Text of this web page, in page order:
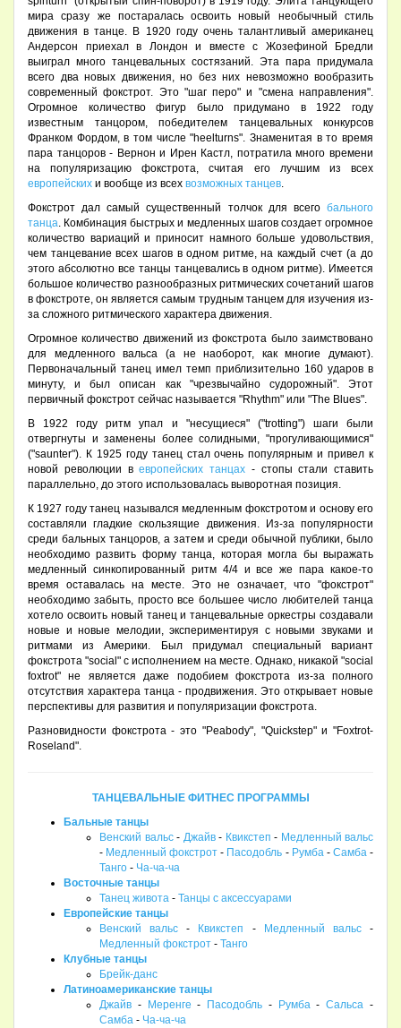
мира сразу же постаралась освоить новый необычный стиль
движения в танце. В 1920 году очень талантливый американец
Андерсон приехал в Лондон и вместе с Жозефиной Бредли
выиграл много танцевальных состязаний. Эта пара придумала
всего два новых движения, но без них невозможно вообразить
современный фокстрот. Это "шаг перо" и "смена направления".
Огромное количество фигур было придумано в 1922 году
известным танцором, победителем танцевальных конкурсов
Франком Фордом, в том числе "heelturns". Знаменитая в то время
пара танцоров - Вернон и Ирен Кастл, потратила много времени
на популяризацию фокстрота, считая его лучшим из всех
европейских и вообще из всех возможных танцев.
Фокстрот дал самый существенный толчок для всего бального
танца. Комбинация быстрых и медленных шагов создает огромное
количество вариаций и приносит намного больше удовольствия,
чем танцевание всех шагов в одном ритме, на каждый счет (а до
этого абсолютно все танцы танцевались в одном ритме). Имеется
большое количество разнообразных ритмических сочетаний шагов
в фокстроте, он является самым трудным танцем для изучения из-
за сложного ритмического характера движения.
Огромное количество движений из фокстрота было заимствовано
для медленного вальса (а не наоборот, как многие думают).
Первоначальный танец имел темп приблизительно 160 ударов в
минуту, и был описан как "чрезвычайно судорожный". Этот
первичный фокстрот сейчас называется "Rhythm" или "The Blues".
В 1922 году ритм упал и "несущиеся" ("trotting") шаги были
отвергнуты и заменены более солидными, "прогуливающимися"
("saunter"). К 1925 году танец стал очень популярным и привел к
новой революции вевропейских танцах - стопы стали ставить
параллельно, до этого использовалась выворотная позиция.
К 1927 году танец назывался медленным фокстротом и основу его
составляли гладкие скользящие движения. Из-за популярности
среди бальных танцоров, а затем и среди обычной публики, было
необходимо развить форму танца, которая могла бы выражать
медленный синкопированный ритм 4/4 и все же пара какое-то
время оставалась на месте. Это не означает, что "фокcтрот"
необходимо забыть, просто все большее число любителей танца
хотело освоить новый танец и танцевальные оркестры создавали
новые и новые мелодии, экспериментируя с новыми звуками и
ритмами из Америки. Был придумал специальный вариант
фокстрота "social" c исполнением на месте. Однако, никакой "social
foxtrot" не является даже подобием фокcтрота из-за полного
отсутствия характера танца - продвижения. Это открывает новые
перспективы для развития и популяризации фокстрота.
Разновидности фокстрота - это "Peabody", "Quickstep" и "Foxtrot-
Roseland".
ТАНЦЕВАЛЬНЫЕ ФИТНЕС ПРОГРАММЫ
Бальные танцы
Венский вальс- Джайв- Квикстеп - Медленный вальс
- Медленный фокстрот - Пасодобль - Румба- Самба-
Танго - Ча-ча-ча
Восточные танцы
Танец живота - Танцы с аксессуарами
Европейские танцы
Венский вальс - Квикстеп - Медленный вальс-
Медленный фокстрот - Танго
Клубные танцы
Брейк-данс
Латиноамериканские танцы
Джайв - Меренге - Пасодобль - Румба-Сальса -
Самба - Ча-ча-ча